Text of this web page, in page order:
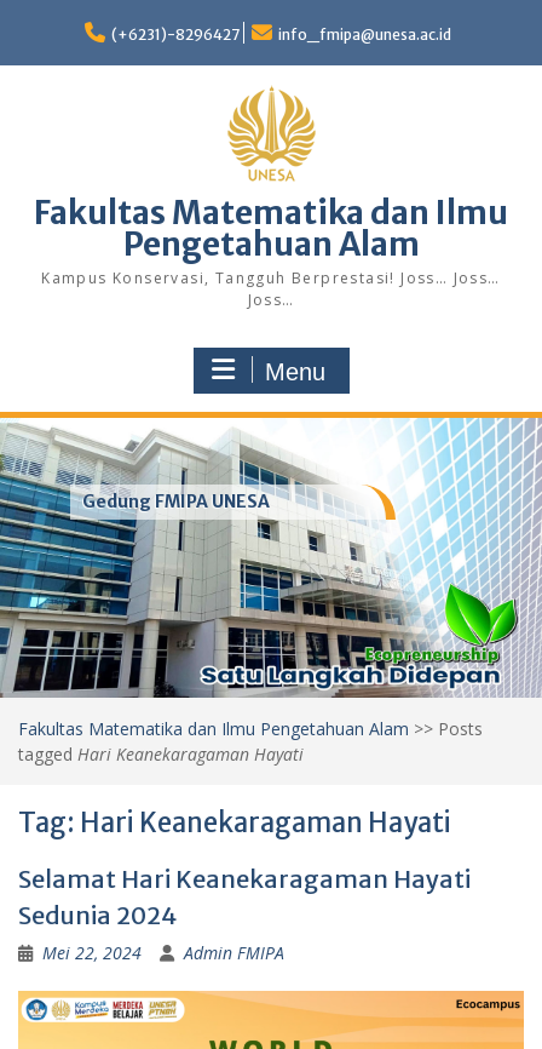
content
(+6231)-8296427 info_fmipa@unesa.ac.id
Fakultas Matematika dan Ilmu
Pengetahuan Alam
Kampus Konservasi, Tangguh Berprestasi! Joss… Joss…
Joss…
Menu
Gedung FMIPA UNESA
Fakultas Matematika dan Ilmu Pengetahuan Alam >> Posts
tagged Hari Keanekaragaman Hayati
Tag: Hari Keanekaragaman Hayati
Selamat Hari Keanekaragaman Hayati
Sedunia 2024
Mei 22, 2024 Admin FMIPA